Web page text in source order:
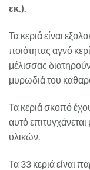
εκ.).
Τα κεριά είναι
ποιότητας αγνό
μέλισσας
μυρωδιά του
Τα κεριά σκοπό
αυτό
υλικών.
Τα 33 κεριά είναι